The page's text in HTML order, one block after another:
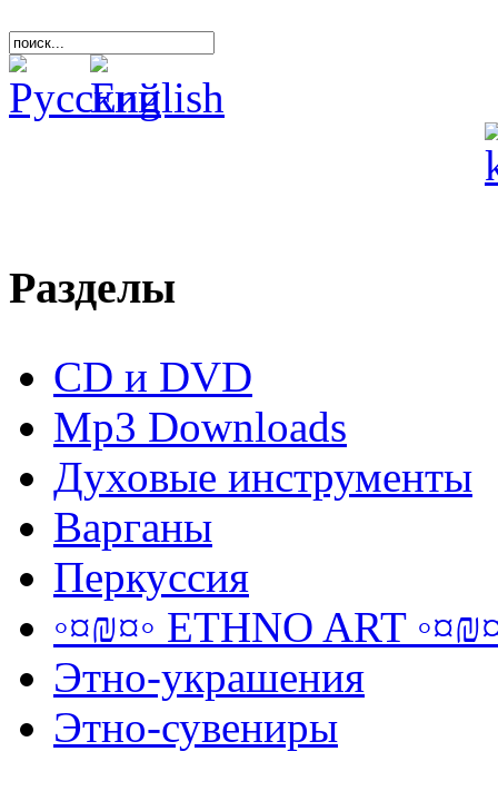
Разделы
CD и DVD
Mp3 Downloads
Духовые инструменты
Варганы
Перкуссия
◦¤₪¤◦ ETHNO ART
Этно-украшения
Этно-сувениры